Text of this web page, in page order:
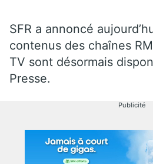
SFR a annoncé
contenus des chaînes
TV sont désormais
Presse.
Publicité